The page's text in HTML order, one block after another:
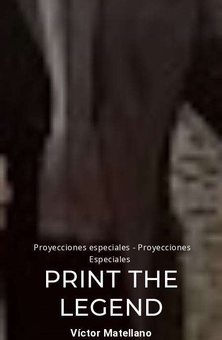
Proyecciones especiales - Proyecciones
Especiales
PRINT THE
LEGEND
Víctor Matellano